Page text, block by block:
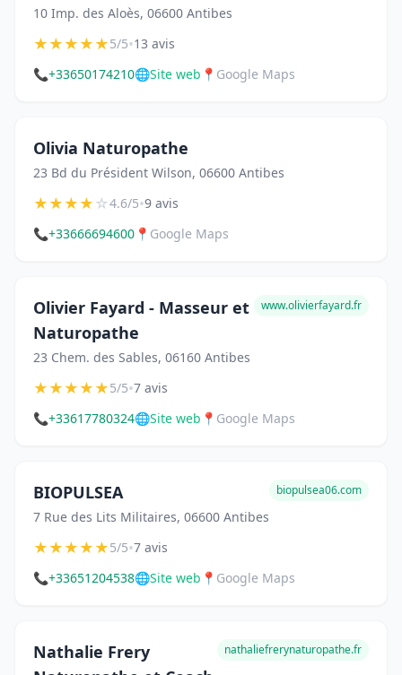
10 Imp. des Aloès, 06600 Antibes
★★★★★5/5•13 avis
📞+33650174210🌐Site web 📍 Google Maps
Olivia Naturopathe
23 Bd du Président Wilson, 06600 Antibes
★★★★☆4.6/5•9 avis
📞+33666694600 📍 Google Maps
Olivier Fayard - Masseur et
Naturopathe
23 Chem. des Sables, 06160 Antibes
www.olivierfayard.fr
★★★★★5/5•7 avis
📞+33617780324🌐Site web 📍 Google Maps
BIOPULSEA
7 Rue des Lits Militaires, 06600 Antibes
biopulsea06.com
★★★★★5/5•7 avis
📞+33651204538🌐Site web 📍 Google Maps
Nathalie Frery
nathaliefrerynaturopathe.fr